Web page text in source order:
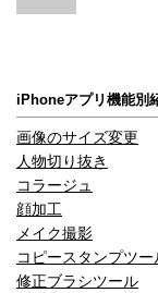
iPhoneアプリ機能別
画像のサイズ変更
人物切り抜き
コラージュ
顔加工
メイク撮影
コピースタンプツー
修正ブラシツール